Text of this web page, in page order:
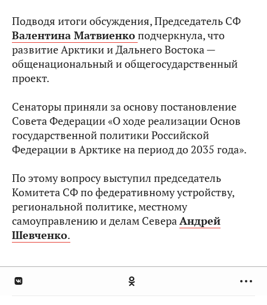
Подводя итоги обсуждения, Председатель СФ
Валентина Матвиенкоподчеркнула, что
развитие Арктики и Дальнего Востока —
общенациональный и общегосударственный
проект.
Сенаторы приняли за основу постановление
Совета Федерации «О ходе реализации Основ
государственной политики Российской
Федерации в Арктике на период до 2035 года».
По этому вопросу выступил председатель
Комитета СФ по федеративному устройству,
региональной политике, местному
самоуправлению и делам Севера Андрей
Шевченко.